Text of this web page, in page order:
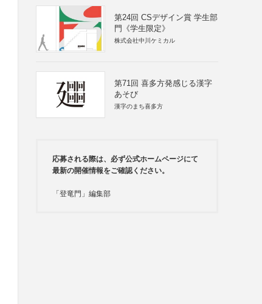
第24回 CSデザイン賞 学生部
門《学生限定》
株式会社中川ケミカル
第71回 喜多方発感じる漢字
あそび
漢字のまち喜多方
応募される際は、必ず公式ホームページにて
最新の開催情報をご確認ください。
「登竜門」編集部